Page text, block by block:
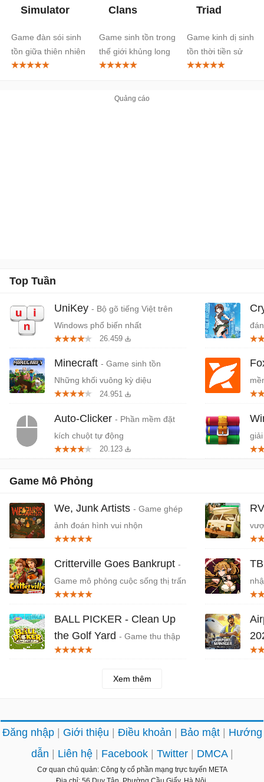
Simulator
Game đàn sói sinh
tồn giữa thiên nhiên
Clans
Game sinh tồn trong
thế giới khủng long
Triad
Game kinh dị sinh
tồn thời tiền sử
Top Tuần
UniKey - Bộ gõ tiếng Việt trên
Windows phổ biến nhất
26.459
Minecraft - Game sinh tồn
Những khối vuông kỳ diệu
24.951
Auto-Clicker - Phần mềm đặt
kích chuột tự động
20.123
Game Mô Phỏng
We, Junk Artists - Game ghép
ảnh đoán hình vui nhộn
Critterville Goes Bankrupt -
Game mô phỏng cuộc sống thị trấn
BALL PICKER - Clean Up
the Golf Yard - Game thu thập
1 triệu quả bóng golf
A-Z
Xem thêm
Đăng nhập Giới thiệu Điều khoản Bảo mật
Hướng
dẫn
Liên hệ Facebook Twitter DMCA
Cơ quan chủ quản: Công ty cổ phần mạng trực tuyến META